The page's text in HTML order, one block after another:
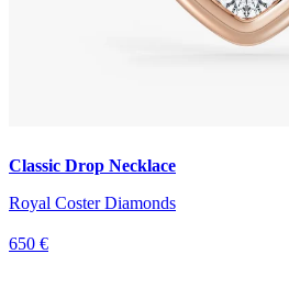
Classic Drop Necklace
Royal Coster Diamonds
650 €